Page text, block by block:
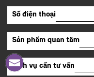
Số điện thoại
Sản phẩm quan tâm
Dịch vụ cần tư vấn